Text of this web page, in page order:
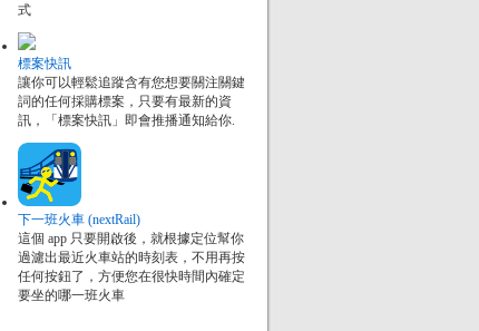
式
標案快訊
讓你可以輕鬆追蹤含有您想要關注關鍵
詞的任何採購標案，只要有最新的資
訊，「標案快訊」即會推播通知給你.
下一班火車 (nextRail)
這個 app 只要開啟後，就根據定位幫你
過濾出最近火車站的時刻表，不用再按
任何按鈕了，方便您在很快時間內確定
要坐的哪一班火車